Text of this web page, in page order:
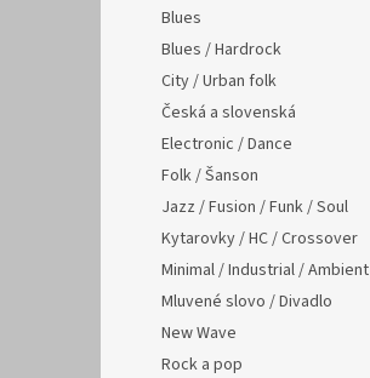
Blues
Blues / Hardrock
City / Urban folk
Česká a slovenská
Electronic / Dance
Folk / Šanson
Jazz / Fusion / Funk / Soul
Kytarovky / HC / Crossover
Minimal / Industrial / Ambient
Mluvené slovo / Divadlo
New Wave
Rock a pop